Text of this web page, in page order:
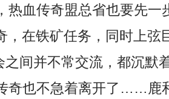
热血传奇盟总省也要先一
，在铁矿任务，同时上弦
间并不常交流，都沉默
奇也不急着离开了……鹿